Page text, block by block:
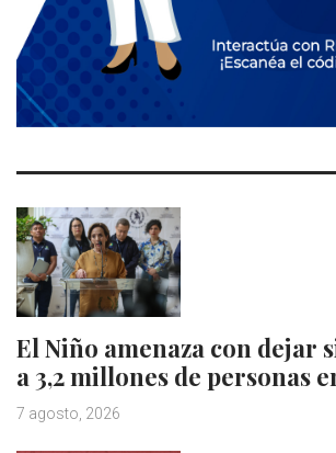
El Niño amenaza con dejar
a 3,2 millones de personas
7 agosto, 2026